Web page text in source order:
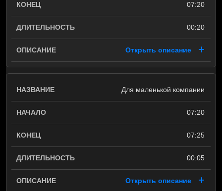
07:20
00:20
Открыть описание
Для маленькой компании
07:20
07:25
00:05
Открыть описание